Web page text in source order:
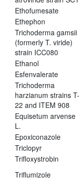
Ethofumesate
Ethephon
Trichoderma gamsii
(formerly T. viride)
strain ICC080
Ethanol
Esfenvalerate
Trichoderma
harzianum strains T-
22 and ITEM 908
Equisetum arvense
L.
Epoxiconazole
Triclopyr
Trifloxystrobin
Triflumizole